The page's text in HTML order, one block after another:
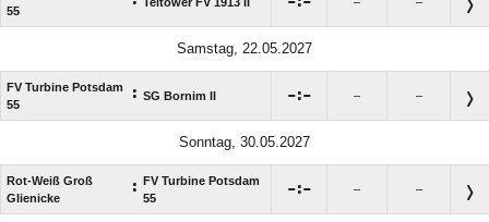
55
Samstag, 22.05.2027
FV Turbine Potsdam
55
: SG Bornim II : – –
Sonntag, 30.05.2027
Rot-Weiß Groß
Glienicke
: FV Turbine Potsdam
55
: – –